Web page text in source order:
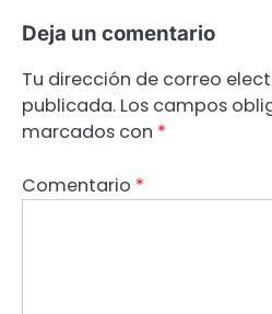
Deja un comentario
Tu dirección de correo
publicada. Los campos
marcados con *
Comentario *